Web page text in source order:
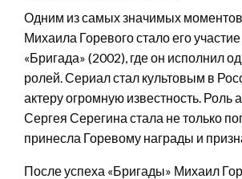
Одним из самых значимых
Михаила Горевого стало его
«Бригада» (2002), где он исполнил
ролей. Сериал стал культовым в
актеру огромную известность. Роль
Сергея Серегина стала не только
принесла Горевому награды и
После успеха «Бригады» Михаил